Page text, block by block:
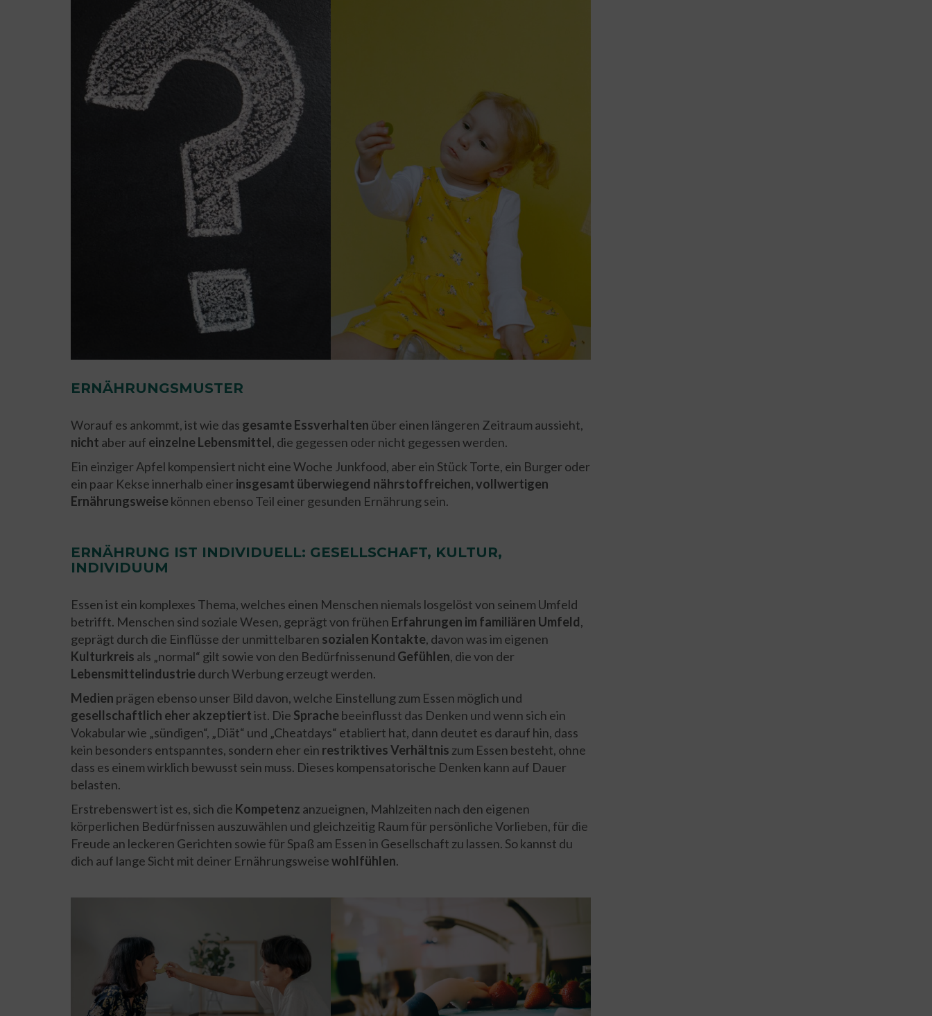
ERNÄHRUNGSMUSTER
Worauf es ankommt, ist wie das gesamte Essverhalten über einen längeren Zeitraum aussieht,
nicht aber auf einzelne Lebensmittel, die gegessen oder nicht gegessen werden.
Ein einziger Apfel kompensiert nicht eine Woche Junkfood, aber ein Stück Torte, ein Burger oder
ein paar Kekse innerhalb einerinsgesamt überwiegend nährstoffreichen, vollwertigen
Ernährungsweisekönnen ebenso Teil einer gesunden Ernährung sein.
ERNÄHRUNG IST INDIVIDUELL: GESELLSCHAFT, KULTUR,
INDIVIDUUM
Essen ist ein komplexes Thema, welches einen Menschen niemals losgelöst von seinem Umfeld
betrifft. Menschen sind soziale Wesen, geprägt von frühen Erfahrungen im familiären Umfeld,
geprägt durch die Einflüsse der unmittelbaren sozialen Kontakte, davon was im eigenen
Kulturkreis als „normal“ gilt sowie von den Bedürfnissenund Gefühlen, die von der
Lebensmittelindustriedurch Werbung erzeugt werden.
Medien prägen ebenso unser Bild davon, welche Einstellung zum Essen möglich und
gesellschaftlich eher akzeptiertist. Die Sprachebeeinflusst das Denken und wenn sich ein
Vokabular wie „sündigen“, „Diät“ und „Cheatdays“ etabliert hat, dann deutet es darauf hin, dass
kein besonders entspanntes, sondern eher ein restriktives Verhältnis zum Essen besteht, ohne
dass es einem wirklich bewusst sein muss. Dieses kompensatorische Denken kann auf Dauer
belasten.
Erstrebenswert ist es, sich die Kompetenz anzueignen, Mahlzeiten nach den eigenen
körperlichen Bedürfnissen auszuwählen und gleichzeitig Raum für persönliche Vorlieben, für die
Freude an leckeren Gerichten sowie für Spaß am Essen in Gesellschaft zu lassen. So kannst du
dich auf lange Sicht mit deiner Ernährungsweisewohlfühlen.